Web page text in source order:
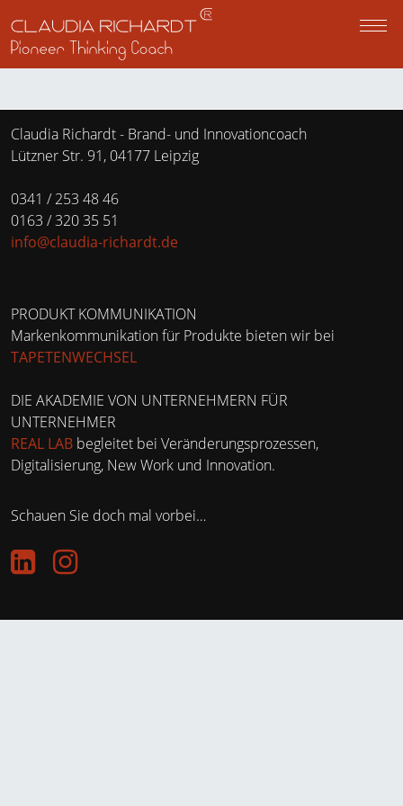
PERSPEKTIVRÄUME
PERSPEKTIVWECHSEL
IMPULSE
PODCAST KUNDENSTIMMEN
STIMMEN
Claudia Richardt - Brand- und Innovationcoach
Lützner Str. 91, 04177 Leipzig
0341 / 253 48 46
0163 / 320 35 51
info@claudia-richardt.de
PRODUKT KOMMUNIKATION
Markenkommunikation für Produkte bieten wir bei
TAPETENWECHSEL
DIE AKADEMIE VON UNTERNEHMERN FÜR
UNTERNEHMER
REAL LAB begleitet bei Veränderungsprozessen,
Digitalisierung, New Work und Innovation.
Schauen Sie doch mal vorbei…